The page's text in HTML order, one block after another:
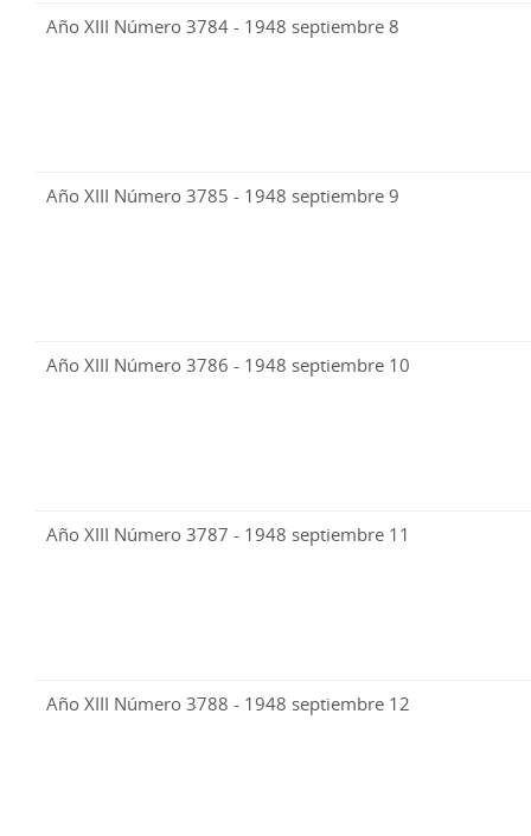
Año XIII Número 3784 - 1948 septiembre 8
Año XIII Número 3785 - 1948 septiembre 9
Año XIII Número 3786 - 1948 septiembre 10
Año XIII Número 3787 - 1948 septiembre 11
Año XIII Número 3788 - 1948 septiembre 12